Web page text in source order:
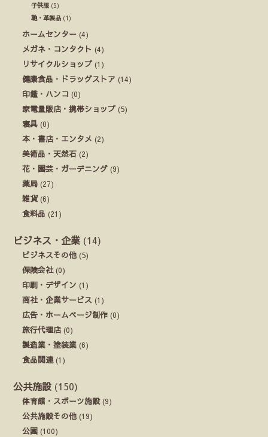
子供服 (5)
鞄・革製品 (1)
ホームセンター (4)
メガネ・コンタクト (4)
リサイクルショップ (1)
健康食品・ドラッグストア (14)
印鑑・ハンコ (0)
家電量販店・携帯ショップ (5)
寝具 (0)
本・書店・エンタメ (2)
美術品・天然石 (2)
花・園芸・ガーデニング (9)
薬局 (27)
雑貨(6)
食料品 (21)
ビジネス・企業 (14)
ビジネスその他 (5)
保険会社(0)
印刷・デザイン (1)
商社・企業サービス (1)
広告・ホームページ制作 (0)
旅行代理店 (0)
製造業・塗装業 (6)
食品関連 (1)
公共施設 (150)
体育館・スポーツ施設(9)
公共施設その他 (19)
公園 (100)